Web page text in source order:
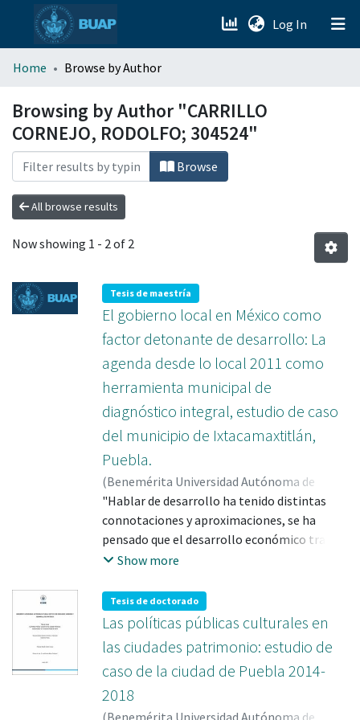
Log In (current)
menu.section.about_menu
All of DSpace
Home Browse by Author
Browsing by Author "CARRILLO
CORNEJO, RODOLFO; 304524"
Browse
All browse results
Now showing 1 - 2 of 2
Tesis de maestría
El gobierno local en México como
factor detonante de desarrollo: La
agenda desde lo local 2011 como
herramienta municipal de
diagnóstico integral, estudio de caso
del municipio de Ixtacamaxtitlán,
Puebla.
(Benemérita Universidad Autónoma de
Puebla,2014-03)Carrillo Cornejo, Rodolfo
CARRILLO CORNEJO, RODOLFO; 304524
"Hablar de desarrollo ha tenido distintas
connotaciones y aproximaciones, se ha
pensado que el desarrollo económico traerá
como resultado desarrollo social y humano,
el punto de equilibrio del desarrollo
sustentable (que no comprometa a las
generaciones futuras) y desarrollo
sostenible (que pudiera replicarse a lo largo
del tiempo sin comprometer lo económico).
Es en lo local donde el desarrollo ha tomado
fuerza y origen de denominación, "pensar
Show more
Tesis de doctorado
Las políticas públicas culturales en
las ciudades patrimonio: estudio de
caso de la ciudad de Puebla 2014-
2018